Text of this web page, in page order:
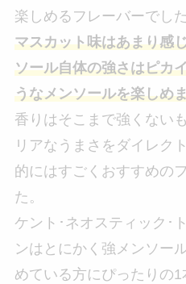
楽しめるフレーバーでした
マスカット味はあまり感
ソール自体の強さはピカ
うなメンソールを楽しめ
香りはそこまで強くない
リアなうまさをダイレク
的にはすごくおすすめの
た。
ケント･ネオスティック･
ンはとにかく強メンソー
めている方にぴったりの1